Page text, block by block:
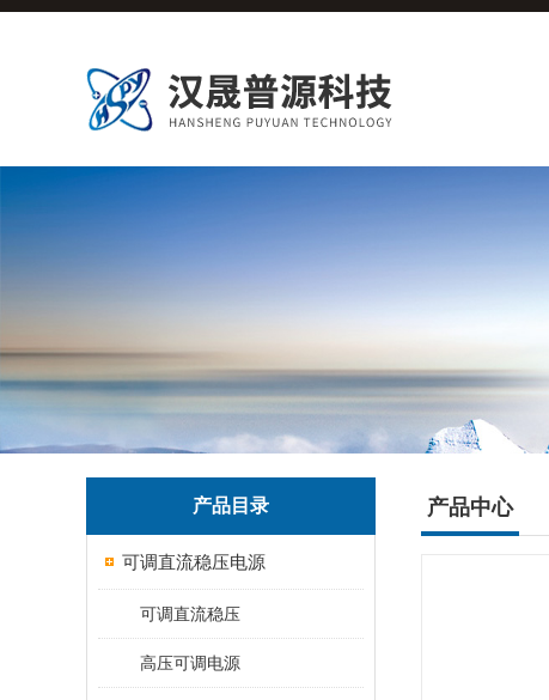
产品目录
可调直流稳压电源
可调直流稳压
高压可调电源
产品中心